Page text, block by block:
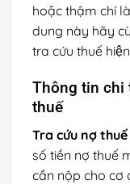
hoặc thậm chí
dung này hãy
tra cứu thuế
Thông tin chi
thuế
Tra cứu nợ thuế
số tiền nợ thuế
cần nộp cho cơ